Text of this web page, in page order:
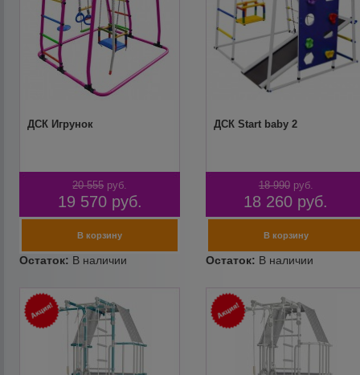
ДСК Игрунок
20 555 руб.
19 570 руб.
ДСК Start baby 2
18 990 руб.
18 260 руб.